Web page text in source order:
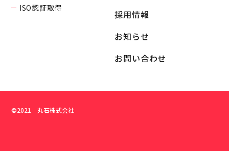
ISO認証取得
採用情報
お知らせ
お問い合わせ
©2021 丸石株式会社